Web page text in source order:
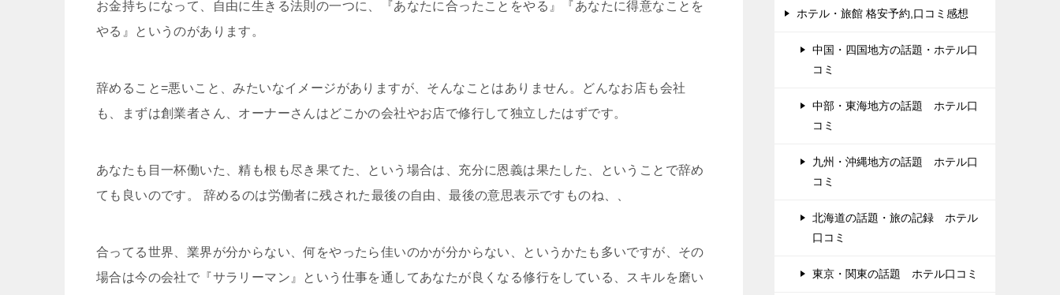
お金持ちになって、自由に生きる法則の一つに、『あなたに合ったことをやる』『あなたに得意なことを
やる』というのがあります。
辞めること=悪いこと、みたいなイメージがありますが、そんなことはありません。どんなお店も会社
も、まずは創業者さん、オーナーさんはどこかの会社やお店で修行して独立したはずです。
あなたも目一杯働いた、精も根も尽き果てた、という場合は、充分に恩義は果たした、ということで辞め
ても良いのです。 辞めるのは労働者に残された最後の自由、最後の意思表示ですものね、、
合ってる世界、業界が分からない、何をやったら佳いのかが分からない、というかたも多いですが、その
場合は今の会社で『サラリーマン』という仕事を通してあなたが良くなる修行をしている、スキルを磨い
ホテル・旅館 格安予約,口コミ感想
中国・四国地方の話題・ホテル口
コミ
中部・東海地方の話題 ホテル口
コミ
九州・沖縄地方の話題 ホテル口
コミ
北海道の話題・旅の記録 ホテル
口コミ
東京・関東の話題 ホテル口コミ